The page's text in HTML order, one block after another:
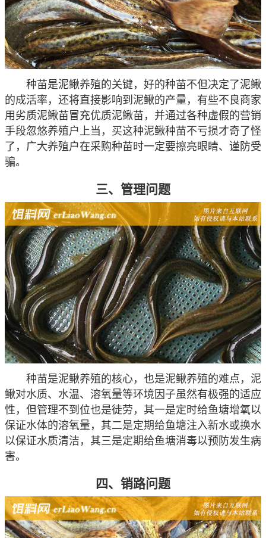
种苗是泥鳅养殖的关键，好的种苗不但决定了泥鳅
的成活率，还将直接影响到泥鳅的产量，有些不良商家
用劣质泥鳅苗冒充优质泥鳅苗，并通过各种虚假的营销
手段忽悠养殖户上当，买这种泥鳅种苗不亏损才奇了怪
了，广大养殖户在采购种苗时一定要擦亮眼睛、谨防受
骗。
三、管理问题
种苗是泥鳅养殖的核心，也是泥鳅养殖的难点，泥
鳅对水质、水温、溶氧量等环境因子虽然有极强的适应
性，但管理不到位也是徒劳，其一是定时给鱼塘增氧以
保证水体的溶氧量，其二是定期给鱼塘注入新水或换水
以保证水质清洁，其三是定期给鱼塘消毒以预防发生病
害。
四、销路问题